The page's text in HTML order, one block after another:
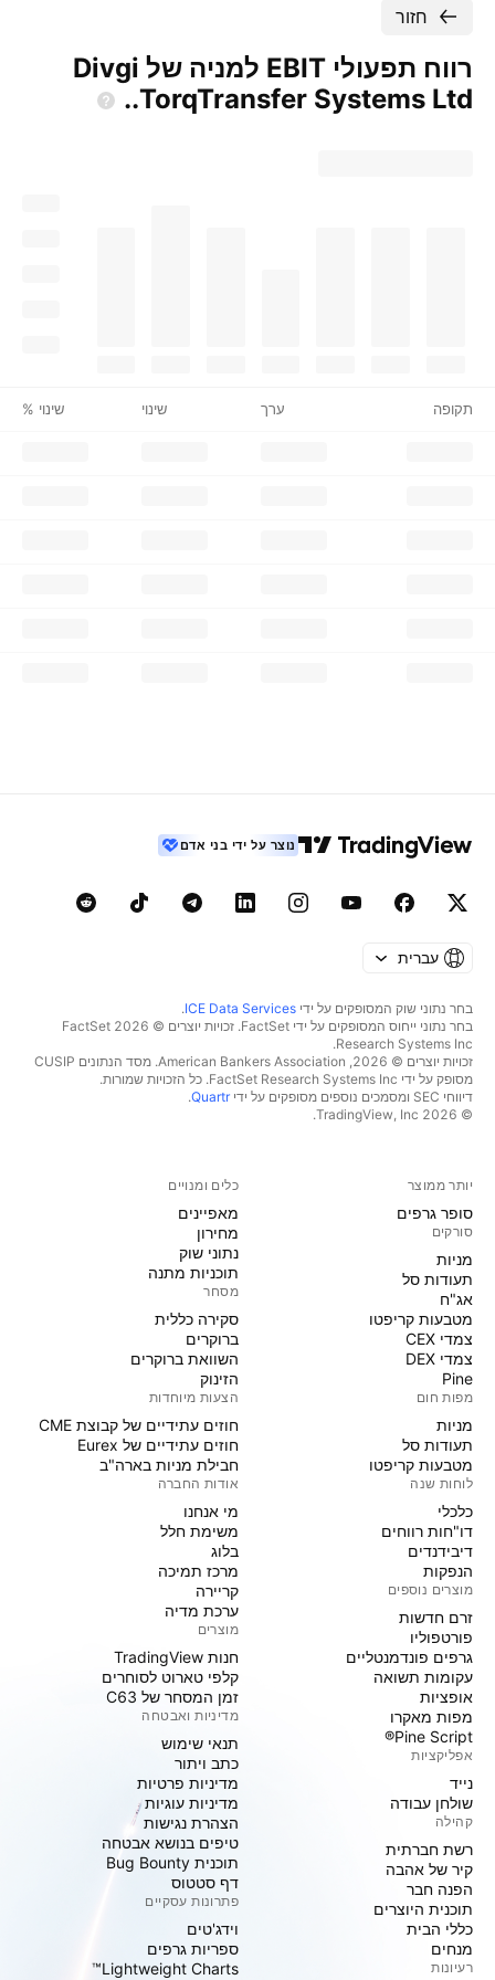
חזור
רווח תפעולי EBIT למניה של Divgi
TorqTransfer Systems Ltd..
תקופה ערך שינוי שינוי %
נוצר על ידי בני אדם
עברית
בחר נתוני שוק המסופקים על ידי ICE Data Services
.
בחר נתוני ייחוס המסופקים על ידי FactSet. זכויות יוצרים © 2026 ‏FactSet
Research Systems Inc.‏
זכויות יוצרים © 2026, ‏American Bankers Association. מסד הנתונים CUSIP
מסופק על ידי FactSet Research Systems Inc. כל הזכויות שמורות.
דיווחי SEC ומסמכים נוספים מסופקים על ידי
Quartr
.
© 2026 ‏TradingView, Inc.‏
יותר ממוצר
סופר גרפים
סורקים
מניות‏
תעודות סל
אג"ח
מטבעות קריפטו
צמדי CEX
צמדי DEX
Pine
מפות חום
מניות‏
תעודות סל
מטבעות קריפטו
לוחות שנה
כלכלי
דו"חות רווחים
דיבידנדים
הנפקות
מוצרים נוספים
זרם חדשות
פורטפוליו
גרפים פונדמנטליים
עקומות תשואה
אופציות
מפות מאקרו
Pine Script®
אפליקציות
נייד
שולחן עבודה
קהילה
רשת חברתית
קיר של אהבה
הפנה חבר
תוכנית היוצרים
כללי הבית
מנחים
רעיונות
כלים ומנויים
מאפיינים
מחירון
נתוני שוק
תוכניות מתנה
מסחר
סקירה כללית
ברוקרים
השוואת ברוקרים
הזינוק
הצעות מיוחדות
חוזים עתידיים של קבוצת CME
חוזים עתידיים של Eurex
חבילת מניות בארה"ב
אודות החברה
מי אנחנו
משימת חלל
בלוג
מרכז תמיכה
קריירה
ערכת מדיה
מוצרים
חנות TradingView
קלפי טארוט לסוחרים
זמן המסחר של C63
מדיניות ואבטחה
תנאי שימוש
כתב ויתור
מדיניות פרטיות
מדיניות עוגיות
הצהרת נגישות
טיפים בנושא אבטחה
תוכנית Bug Bounty
דף סטטוס
פתרונות עסקיים
וידג'טים
ספריות גרפים
Lightweight Charts™